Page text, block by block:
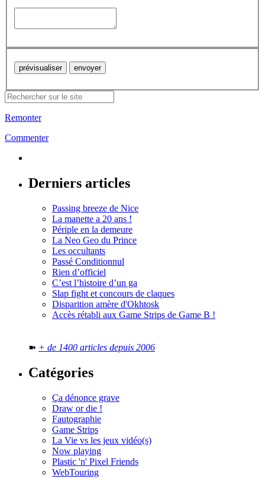
Remonter
Commenter
Derniers articles
Passing breeze de Nice
La manette a 20 ans !
Périple en la demeure
La Neo Geo du Prince
Les occultants
Passé Conditionnul
Rien d’officiel
C’est l’histoire d’un ga
Slap fight et concours de claques
Disparition amère d'Okhtosk
Accès rétabli aux Game Strips de Game B !
➽ + de 1400 articles depuis 2006
Catégories
Ça dénonce grave
Draw or die !
Fautographie
Game Strips
La Vie vs les jeux vidéo(s)
Now playing
Plastic 'n' Pixel Friends
WebTouring